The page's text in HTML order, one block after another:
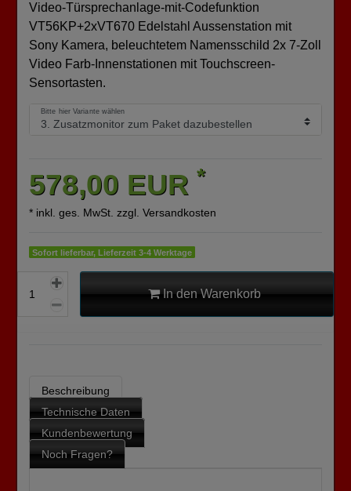
Video-Türsprechanlage-mit-Codefunktion
VT56KP+2xVT670 Edelstahl Aussenstation mit
Sony Kamera, beleuchtetem Namensschild 2x 7-Zoll
Video Farb-Innenstationen mit Touchscreen-
Sensortasten.
Bitte hier Variante wählen
578,00 EUR *
* inkl. ges. MwSt. zzgl. Versandkosten
Sofort lieferbar, Lieferzeit 3-4 Werktage
In den Warenkorb
Beschreibung
Technische Daten
Kundenbewertung
Noch Fragen?